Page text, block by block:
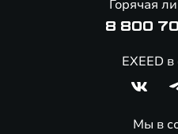
Горячая
8 800
EXEED
Мы в